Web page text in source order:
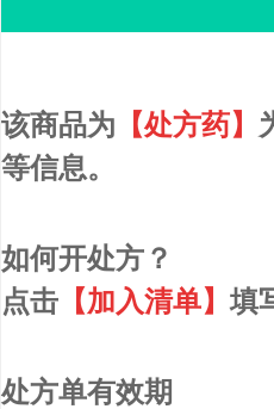
该商品为 【处方药】
等信息。
如何开处方？
点击 【加入清单】填
处方单有效期